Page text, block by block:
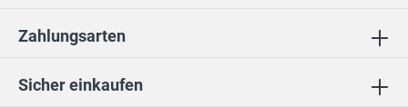
Sicher einkaufen
Zahlungsarten